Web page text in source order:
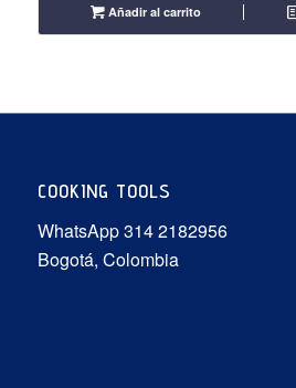
Añadir al carrito
COOKING TOOLS
WhatsApp 314 2182956
Bogotá, Colombia